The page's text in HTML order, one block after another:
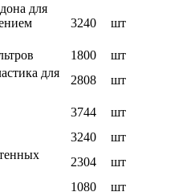
для
3240 шт
1800
шт
для
2808
шт
3744
шт
3240
шт
2304
шт
1080
шт